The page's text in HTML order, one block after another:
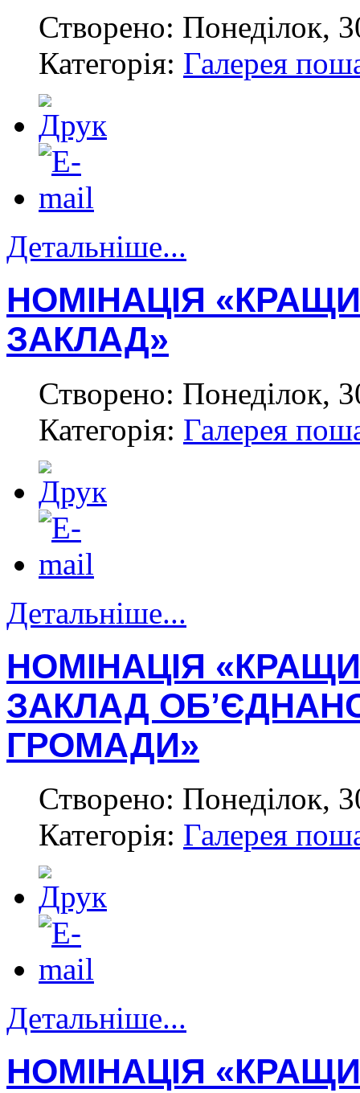
Створено: Понеділок,
Категорія: Галерея
Детальніше...
НОМІНАЦІЯ
ЗАКЛАД»
Створено: Понеділок,
Категорія: Галерея
Детальніше...
НОМІНАЦІЯ
ЗАКЛАД
ГРОМАДИ»
Створено: Понеділок,
Категорія: Галерея
Детальніше...
НОМІНАЦІЯ